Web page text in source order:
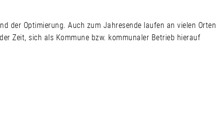
der Optimierung. Auch zum Jahresende laufen an vielen Orten
Zeit, sich als Kommune bzw. kommunaler Betrieb hierauf